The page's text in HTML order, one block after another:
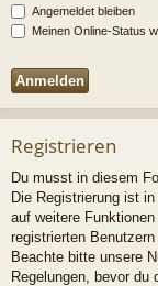
Angemeldet bleiben
Meinen Online-Status
Registrieren
Du musst in diesem
Die Registrierung ist
auf weitere
registrierten
Beachte bitte unsere
Regelungen, bevor